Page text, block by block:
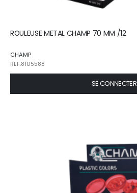
ROULEUSE METAL CHAMP 70 MM /12
CHAMP
REF.8105588
SE CONNECTER